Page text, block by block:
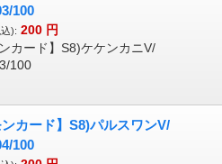
100
): 200 円
ンカード】S8)ケケンカニV/
100
ンカード】S8)パルスワンV/
100